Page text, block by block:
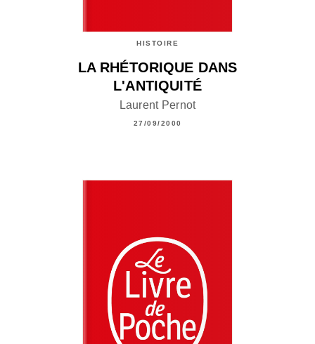
HISTOIRE
LA RHÉTORIQUE DANS
L'ANTIQUITÉ
Laurent Pernot
27/09/2000